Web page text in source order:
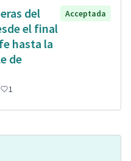
del
el final
hasta la
de
Acceptada
1